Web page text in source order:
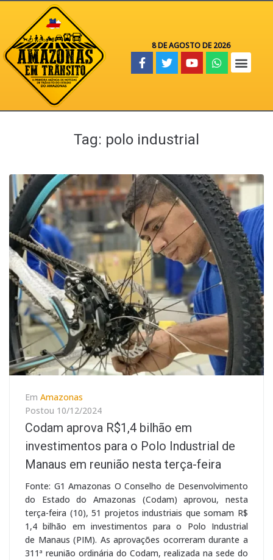
8 DE AGOSTO DE 2026
Tag: polo industrial
Em Amazonas
Postou 10/12/2024
Codam aprova R$1,4 bilhão em
investimentos para o Polo Industrial de
Manaus em reunião nesta terça-feira
Fonte: G1 Amazonas O Conselho de Desenvolvimento
do Estado do Amazonas (Codam) aprovou, nesta
terça-feira (10), 51 projetos industriais que somam R$
1,4 bilhão em investimentos para o Polo Industrial
de Manaus (PIM). As aprovações ocorreram durante a
311ª reunião ordinária do Codam, realizada na sede do